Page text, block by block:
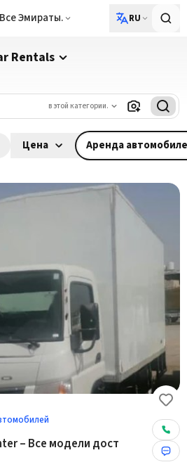
Все Эмираты. RU
Rentals
в этой категории.
Цена Аренда
– Все модели дост